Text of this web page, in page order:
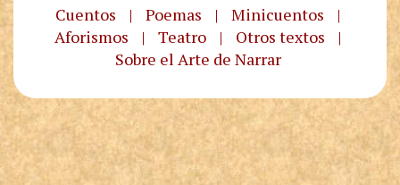
Cuentos | Poemas | Minicuentos
|
Aforismos
| Teatro | Otros textos
|
Sobre el Arte de Narrar